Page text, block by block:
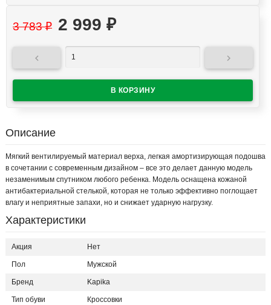
3 783₽ 2 999 ₽
 
Описание
Мягкий вентилируемый материал верха, легкая амортизирующая подошва
в сочетании с современным дизайном – все это делает данную модель
незаменимым спутником любого ребенка. Модель оснащена кожаной
антибактериальной стелькой, которая не только эффективно поглощает
влагу и неприятные запахи, но и снижает ударную нагрузку.
Характеристики
Акция Нет
Пол Мужской
Бренд Kapika
Тип обуви Кроссовки